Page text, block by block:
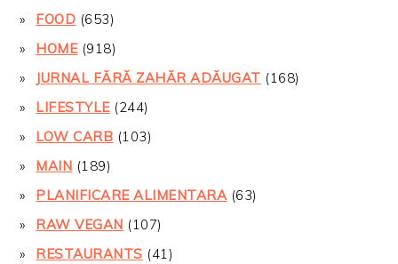
FOOD (653)
HOME(918)
JURNAL FĂRĂ ZAHĂR ADĂUGAT (168)
LIFESTYLE(244)
LOW CARB (103)
MAIN (189)
PLANIFICARE ALIMENTARA(63)
RAW VEGAN (107)
RESTAURANTS (41)